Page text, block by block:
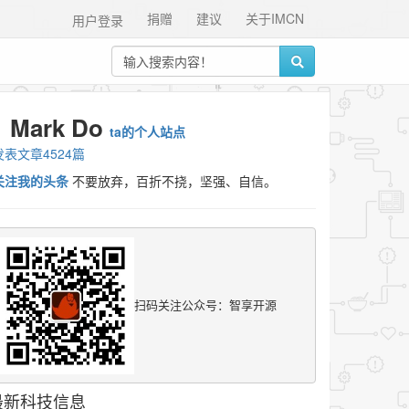
关于IMCN
建议
捐赠
用户登录
Mark Do ta的个人站点
表文章4524篇
注我的头条 不要放弃，百折不挠，坚强、自信。
扫码关注公众号：智享开源
科技信息